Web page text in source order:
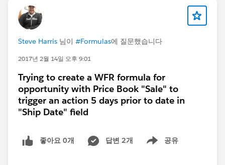
Steve Harris 님이 #Formulas에 질문했습니다
2017년 2월 14일 오후 9:01
Trying to create a WFR formula for
opportunity with Price Book "Sale" to
trigger an action 5 days prior to date in
"Ship Date" field
좋아요 0개 답변 2개 공유
Show menu